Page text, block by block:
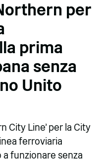
per
prima
senza
Unito
City Line' per la City
ferroviaria
funzionare senza